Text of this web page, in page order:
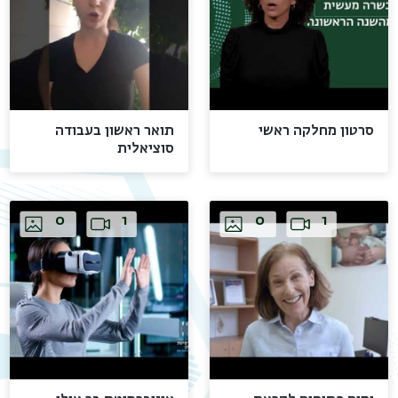
תואר ראשון בעבודה
סוציאלית
Video
Images
סרטון מחלקה ראשי
1
0 1
0